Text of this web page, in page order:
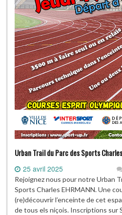
Urban Trail du Parc des Sports Charles
25 avril 2025
Rejoignez nous pour notre Urban
Sports Charles EHRMANN. Une
(re)découvrir l’enceinte de cet
de tous els niçois. Inscriptions sur